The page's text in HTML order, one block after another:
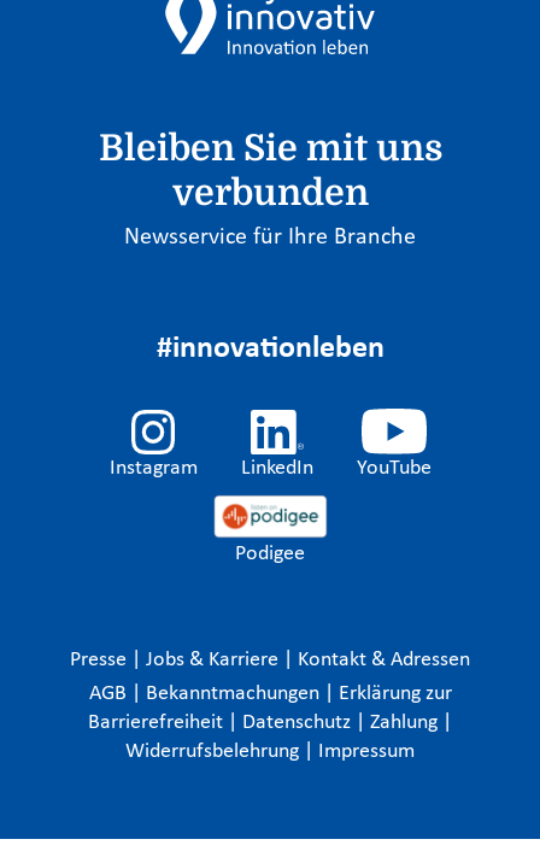
Bleiben Sie mit uns
verbunden
Newsservice für Ihre Branche
#innovationleben
Instagram LinkedIn YouTube
Podigee
Presse Jobs & Karriere
Kontakt & Adressen
AGB
Bekanntmachungen
Erklärung zur
Barrierefreiheit
Datenschutz Zahlung
Widerrufsbelehrung
Impressum